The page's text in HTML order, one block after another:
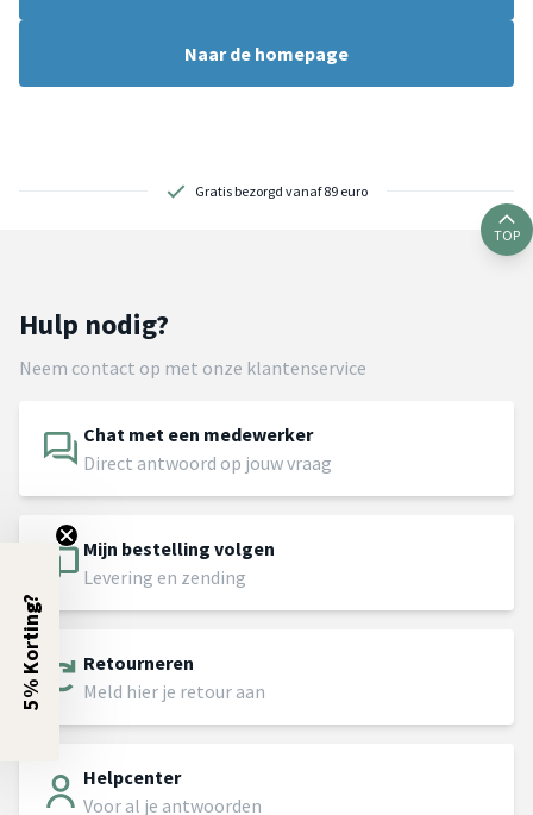
Naar de homepage
Gratis bezorgd vanaf 89 euro
TOP
Hulp nodig?
Neem contact op met onze klantenservice
Chat met een medewerker
Direct antwoord op jouw vraag
Mijn bestelling volgen
Levering en zending
Retourneren
Meld hier je retour aan
Helpcenter
Voor al je antwoorden
5% Korting?